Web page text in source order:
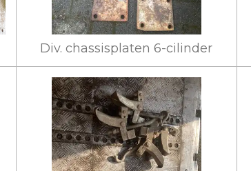
Div. chassisplaten 6-cilinder